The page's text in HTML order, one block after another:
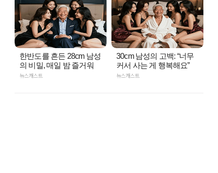
한반도를 흔든 28cm 남성
의 비밀, 매일 밤 즐거워
뉴스캐스트
30cm 남성의 고백: “너무
커서 사는 게 행복해요”
뉴스캐스트